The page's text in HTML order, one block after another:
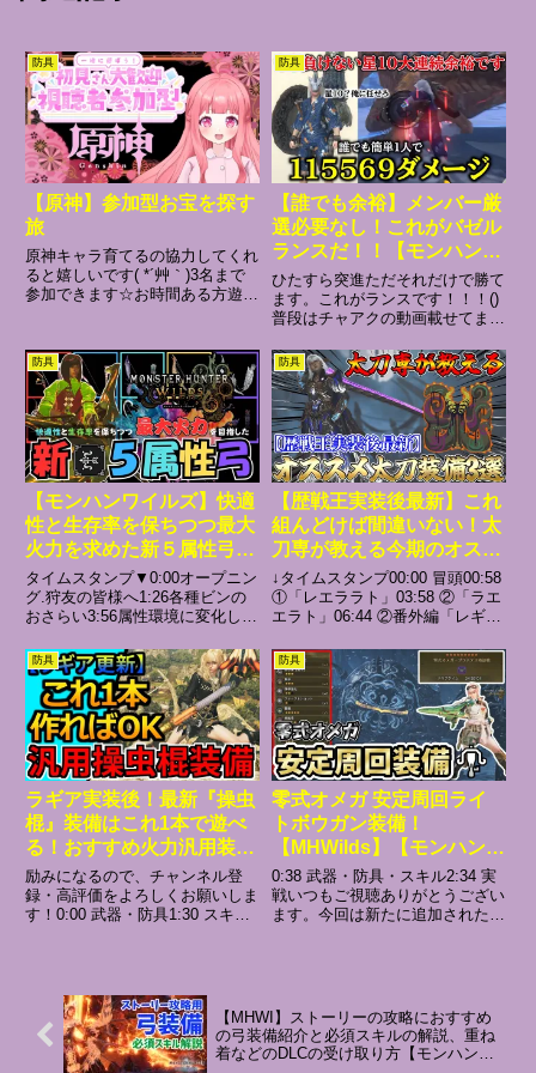
防具
【原神】参加型お宝を探す
旅
原神キャラ育てるの協力してくれ
ると嬉しいです( *´艸｀)3名まで
参加できます☆お時間ある方遊び
てます☆コメントくれると喜びま
す！☆～～～～～～～～～～～～
～～～～～～～...
防具
【誰でも余裕】メンバー厳
選必要なし！これがバゼル
ランスだ！！【モンハン
now 大連続 バゼル オオナ
ズチ】
ひたすら突進ただそれだけで勝て
ます。これがランスです！！！()
普段はチャアクの動画載せてます
の性能が強すぎ謙信なのでみんな
におすすめしたすぎる件【モンハ
ンnow エッグトイアームズ チャ
ージアックス】装備⬇️...
防具
【モンハンワイルズ】快適
性と生存率を保ちつつ最大
火力を求めた新５属性弓
【MHWilds】
タイムスタンプ▼0:00オープニン
グ.狩友の皆様へ1:26各種ビンの
おさらい3:56属性環境に変化して
レ6:12防具.全身のステータス
7:43おすすめのお食事8:20おすす
めの火属性弓10:36おすすめの
水...
防具
【歴戦王実装後最新】これ
組んどけば間違いない！太
刀専が教える今期のオスス
メ太刀装備3選【モンハン
ワイルズ/MHWilds】（ア
ップデート第3弾/歴戦王
ヌ・エグドラ/太刀装備）
↓タイムスタンプ00:00 冒頭00:58
①「レエララト」03:58 ②「ラエ
エラト」06:44 ②番外編「レギオ
王ヌ・エグドラ用対策装備」
11:52 まとめ《イチオシ動画》火
力狂いの逆恨み太刀装備⇒生...
防具
ラギア実装後！最新『操虫
棍』装備はこれ1本で遊べ
る！おすすめ火力汎用装備
紹介 モンハンワイルズ
MHWilds MHWs：モンス
ターハンターワイルズ そ
励みになるので、チャンネル登
録・高評価をよろしくお願いしま
す！0:00 武器・防具1:30 スキル
防具
零式オメガ 安定周回ライ
トボウガン装備！
【MHWilds】【モンハンワ
イルズ】
0:38 武器・防具・スキル2:34 実
戦いつもご視聴ありがとうござい
ます。今回は新たに追加された、
ご覧ください。このチ...
【MHWI】ストーリーの攻略におすすめ
の弓装備紹介と必須スキルの解説、重ね
着などのDLCの受け取り方【モンハンワ